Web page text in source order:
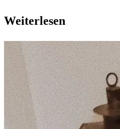
Weiterlesen